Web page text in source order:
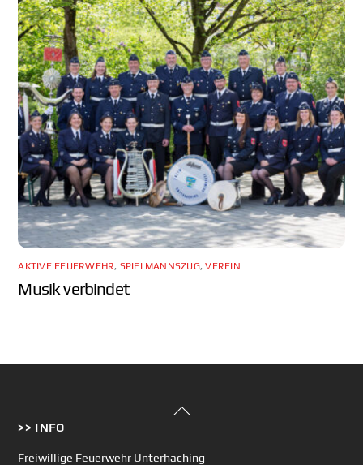
AKTIVE FEUERWEHR, SPIELMANNSZUG,VEREIN
Musik verbindet
Back
>> INFO
Freiwillige Feuerwehr Unterhaching